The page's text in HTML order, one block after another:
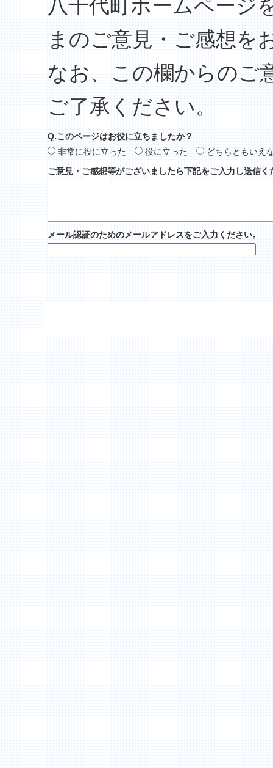
八千代町ホームページ
まのご意見・ご感想を
なお、この欄からのご
ご了承ください。
Q.このページはお役に立ちましたか？
非常に役に立った
役に立った
どちらともいえ
ご意見・ご感想等がございましたら下記をご入力し送信く
メール認証のためのメールアドレスをご入力ください。